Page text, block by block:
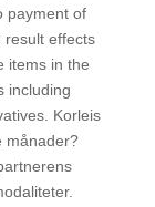
payment of
result effects
items in the
including
Korleis
månader?